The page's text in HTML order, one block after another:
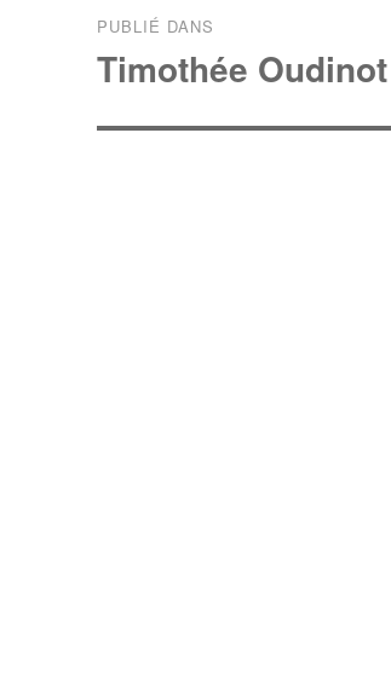
e
r
de
PUBLIÉ DANS
Timothée Oudinot